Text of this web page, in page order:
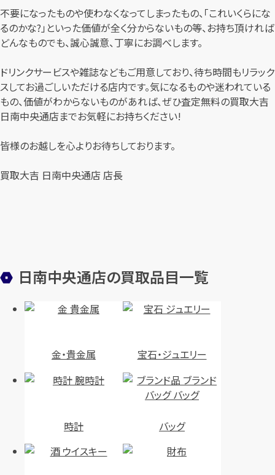
不要になったものや使わなくなってしまったもの、「これいくらにな
るのかな?」といった価値が全く分からないもの等、お持ち頂ければ
どんなものでも、誠心誠意、丁寧にお調べします。
ドリンクサービスや雑誌などもご用意しており、待ち時間もリラック
スしてお過ごしいただける店内です。気になるものや迷われている
もの、価値がわからないものがあれば、ぜひ査定無料の買取大吉
日南中央通店までお気軽にお持ちください!
皆様のお越しを心よりお待ちしております。
買取大吉 日南中央通店 店長
日南中央通店の買取品目一覧
金・貴金属 宝石・ジュエリー
時計 バッグ